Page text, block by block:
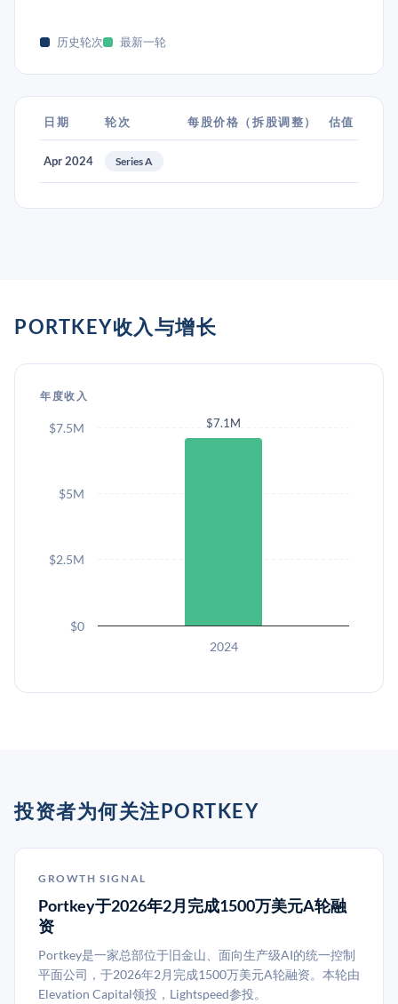
历史轮次 最新一轮
日期 轮次 每股价格（拆股调整） 估值
Apr 2024 Series A
PORTKEY收入与增长
年度收入
$7.1M
2024
$0
$2.5M
$5M
$7.5M
投资者为何关注PORTKEY
GROWTH SIGNAL
Portkey于2026年2月完成1500万美元A轮融
资
Portkey是一家总部位于旧金山、面向生产级AI的统一控制
平面公司，于2026年2月完成1500万美元A轮融资。本轮由
Elevation Capital领投，Lightspeed参投。